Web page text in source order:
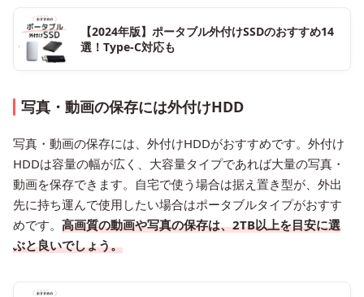
【2024年版】ポータブル外付けSSDのおすすめ14
選！Type-C対応も
写真・動画の保存には外付けHDD
写真・動画の保存には、外付けHDDがおすすめです。外付け
HDDは容量の幅が広く、大容量タイプであれば大量の写真・
動画を保存できます。自宅で使う場合は据え置き型が、外出
先に持ち運んで使用したい場合はポータブルタイプがおすす
めです。 高画質の動画や写真の保存は、2TB以上を目安に選
ぶと良いでしょう。